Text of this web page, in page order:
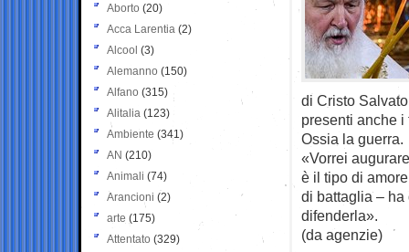
di Cristo
presenti anche i
Ossia la guerra.
«Vorrei
è il tipo di
di battaglia – ha
difenderla».
(da agenzie)
Aborto (20)
Acca Larentia (2)
Alcool (3)
Alemanno (150)
Alfano (315)
Alitalia (123)
Ambiente (341)
AN (210)
Animali (74)
Arancioni (2)
arte (175)
Attentato (329)